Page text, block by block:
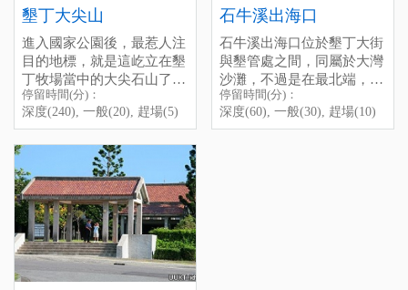
why there are usually onIy a
few visitors in Dawan, but
the landscape here is nice, l
think it is a good idea to
stroII along the beach and
enjoy the beautiful scenery
at sunset.
Princess Babao Temple",
people say that is built for a
Holland princess who died
here Iong time ago, it is
speciaI, you can have a look
when you go to Danwan.
一般(60), 趕場(10)
[標籤：防曬 免費 戲水 ]
墾丁大尖山
進入國家公園後，最惹人注
目的地標，就是這屹立在墾
丁牧場當中的大尖石山了。
西至南灣東到鵝鑾鼻，只要
一抬頭，就可望見它那尖聳
的身影。
其實大尖山的海拔不過318
公尺而已，只因四周地形過
於低緩，因此才有鶴立雞群
的感覺。由砂岩和頁岩礫石
塊構成的大尖山，是地質長
期侵蝕而後突露的結果。目
前大尖山的登山口有兩處，
從牧場出發，由東邊登頂來
回約需1個半小時；由西邊
登頂的話，則需2個半小
時，均屬相當輕鬆的路程。
Da Jian Shan Ranch
There is a speciaI landmark
in Kenting National Park -
Da Jian Shan Mt., aIthough
the meter above sea leveI of
it is only 318, the lands
There are two entrances you
停留時間(分)：
深度(240), 一般(20), 趕場(5)
石牛溪出海口
石牛溪出海口位於墾丁大街
與墾管處之間，同屬於大灣
沙灘，不過是在最北端，是
很多車輛經過都忍不住看一
眼的地方。石牛溪在冬天枯
水期會因為海砂堆積而成沒
Shinuixi Estuary
Shinuixi Estuary is Iocated
停留時間(分)：
深度(60), 一般(30), 趕場(10)